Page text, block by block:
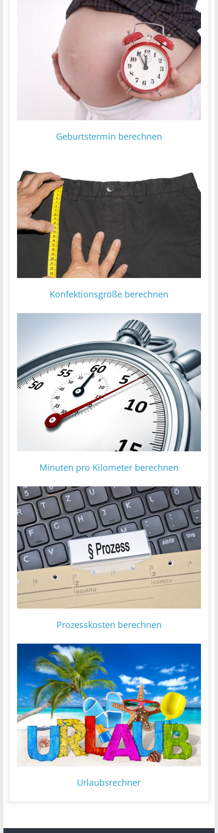
Geburtstermin berechnen
Konfektionsgröße berechnen
Minuten pro Kilometer berechnen
Prozesskosten berechnen
Urlaubsrechner